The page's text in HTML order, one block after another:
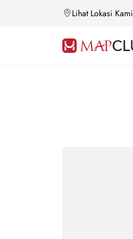
Lihat Lokasi Kami